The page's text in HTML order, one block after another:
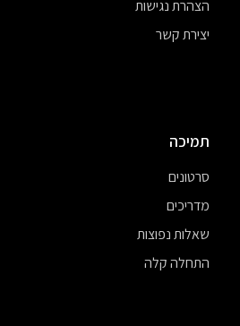
הצהרת נגישות
יצירת קשר
תמיכה
סרטונים
מדריכים
שאלות נפוצות
התחלה קלה